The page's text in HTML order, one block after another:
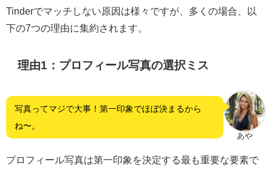
Tinderでマッチしない原因は様々ですが、多くの場合、以
下の7つの理由に集約されます。
理由1：プロフィール写真の選択ミス
あや
写真ってマジで大事！第一印象でほぼ決まるから
ね〜。
プロフィール写真は第一印象を決定する最も重要な要素で